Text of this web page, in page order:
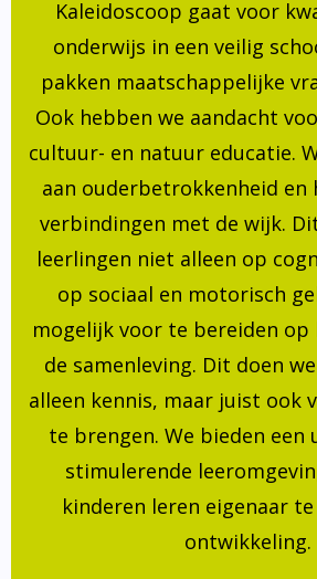
Kaleidoscoop gaat voor
onderwijs in een veilig
pakken maatschappelijke
Ook hebben we aandacht
cultuur- en natuur educatie.
aan ouderbetrokkenheid en
verbindingen met de wijk.
leerlingen niet alleen op
op sociaal en motorisch
mogelijk voor te bereiden op
de samenleving. Dit doen
alleen kennis, maar juist ook
te brengen. We bieden een
stimulerende
kinderen leren eigenaar
ontwikkeling.